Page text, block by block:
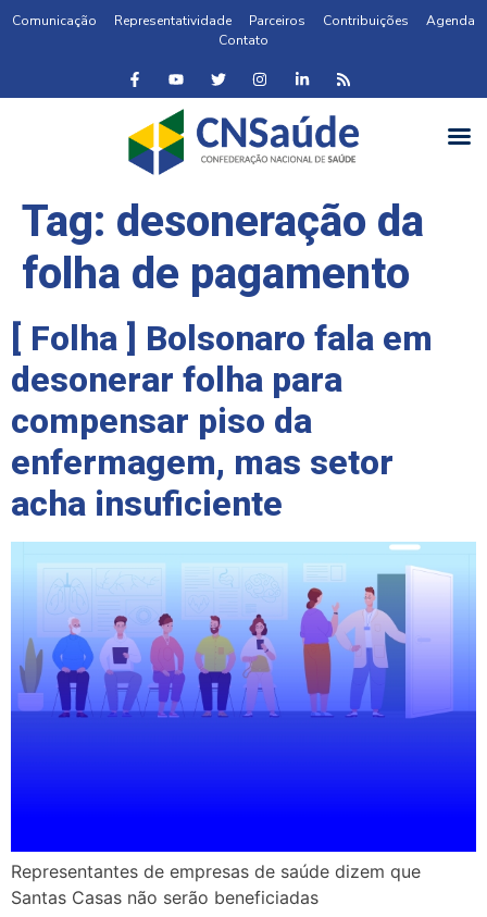
Comunicação Representatividade Parceiros Contribuições
Agenda
Contato
Tag: desoneração da
folha de pagamento
[ Folha ] Bolsonaro fala em
desonerar folha para
compensar piso da
enfermagem, mas setor
acha insuficiente
Representantes de empresas de saúde dizem que
Santas Casas não serão beneficiadas